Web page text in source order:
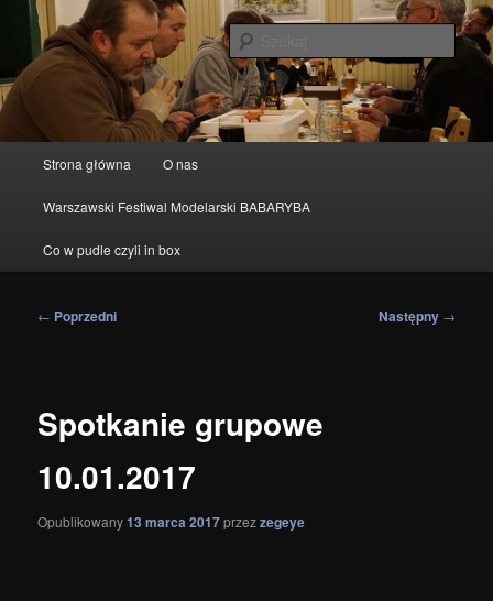
Przeskocz
tekstu
IPMS Warszawa
modelarstwo redukcyjne
Strona główna O nas
Warszawski Festiwal Modelarski BABARYBA
Co w pudle czyli in box
Nawigacja
← Poprzedni Następny →
Spotkanie grupowe
10.01.2017
Opublikowany13 marca 2017przezzegeye